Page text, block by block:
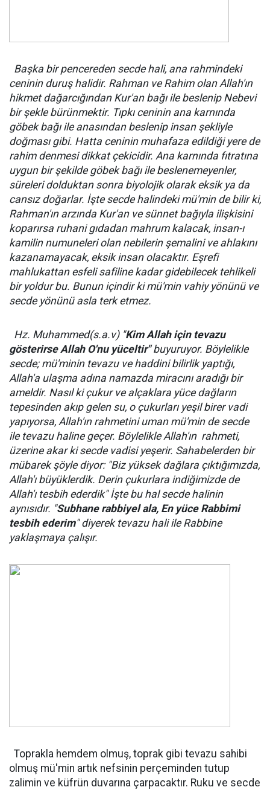
Başka bir pencereden secde hali, ana rahmindeki
ceninin duruş halidir. Rahman ve Rahim olan Allah'ın
hikmet dağarcığından Kur'an bağı ile beslenip Nebevi
bir şekle bürünmektir. Tıpkı ceninin ana karnında
göbek bağı ile anasından beslenip insan şekliyle
doğması gibi. Hatta ceninin muhafaza edildiği yere de
rahim denmesi dikkat çekicidir. Ana karnında fıtratına
uygun bir şekilde göbek bağı ile beslenemeyenler,
süreleri dolduktan sonra biyolojik olarak eksik ya da
cansız doğarlar. İşte secde halindeki mü'min de bilir ki,
Rahman'ın arzında Kur'an ve sünnet bağıyla ilişkisini
koparırsa ruhani gıdadan mahrum kalacak, insan-ı
kamilin numuneleri olan nebilerin şemalini ve ahlakını
kazanamayacak, eksik insan olacaktır. Eşrefi
mahlukattan esfeli safiline kadar gidebilecek tehlikeli
bir yoldur bu. Bunun içindir ki mü'min vahiy yönünü ve
secde yönünü asla terk etmez.
Hz. Muhammed(s.a.v) "Kim Allah için tevazu
gösterirse Allah O'nu yüceltir"buyuruyor. Böylelikle
secde; mü'minin tevazu ve haddini bilirlik yaptığı,
Allah'a ulaşma adına namazda miracını aradığı bir
ameldir. Nasıl ki çukur ve alçaklara yüce dağların
tepesinden akıp gelen su, o çukurları yeşil birer vadi
yapıyorsa, Allah'ın rahmetini uman mü'min de secde
ile tevazu haline geçer. Böylelikle Allah'ın rahmeti,
üzerine akar ki secde vadisi yeşerir. Sahabelerden bir
mübarek şöyle diyor: "Biz yüksek dağlara çıktığımızda,
Allah'ı büyüklerdik. Derin çukurlara indiğimizde de
Allah'ı tesbih ederdik" İşte bu hal secde halinin
aynısıdır. "Subhane rabbiyel ala, En yüce Rabbimi
tesbih ederim" diyerek tevazu hali ile Rabbine
yaklaşmaya çalışır.
Toprakla hemdem olmuş, toprak gibi tevazu sahibi
olmuş mü'min artık nefsinin perçeminden tutup
zalimin ve küfrün duvarına çarpacaktır. Ruku ve secde